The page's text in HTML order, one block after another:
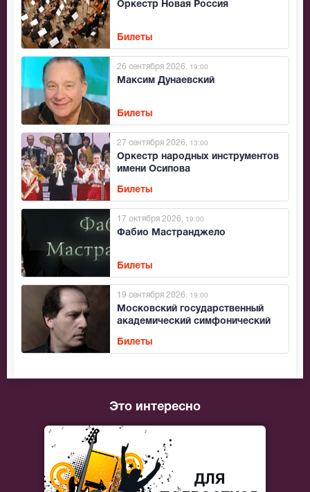
Оркестр Новая Россия
Билеты
Максим Дунаевский
26 сентября 2026 , 19:00
Билеты
Оркестр народных инструментов
имени Осипова
27 сентября 2026 , 13:00
Билеты
Фабио Мастранджело
17 октября 2026 , 19:00
Билеты
Московский государственный
академический симфонический
19 сентября 2026 , 19:00
Билеты
Это интересно